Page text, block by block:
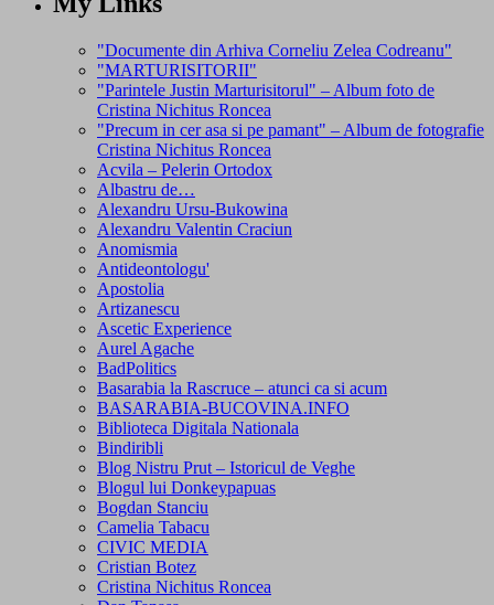
"Documente din Arhiva Corneliu Zelea Codreanu"
"MARTURISITORII"
"Parintele Justin Marturisitorul" – Album foto de
Cristina Nichitus Roncea
"Precum in cer asa si pe pamant" – Album de fotografie
Cristina Nichitus Roncea
Acvila – Pelerin Ortodox
Albastru de…
Alexandru Ursu-Bukowina
Alexandru Valentin Craciun
Anomismia
Antideontologu'
Apostolia
Artizanescu
Ascetic Experience
Aurel Agache
BadPolitics
Basarabia la Rascruce – atunci ca si acum
BASARABIA-BUCOVINA.INFO
Biblioteca Digitala Nationala
Bindiribli
Blog Nistru Prut – Istoricul de Veghe
Blogul lui Donkeypapuas
Bogdan Stanciu
Camelia Tabacu
CIVIC MEDIA
Cristian Botez
Cristina Nichitus Roncea